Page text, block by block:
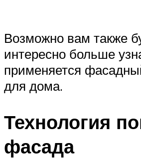
Возможно вам также
интересно больше
применяется
для дома.
Технология
фасада